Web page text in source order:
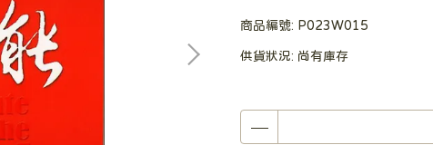
商品編號: P023W015
供貨狀況: 尚有庫存